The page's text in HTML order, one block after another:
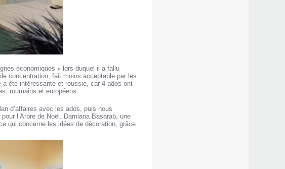
économiques » lors duquel il a fallu
concentration, fait moins acceptable par les
été intéressante et réussie, car 4 ados ont
roumains et européens.
d’affaires avec les ados, puis nous
l’Arbre de Noël. Damiana Basarab, une
qui concerne les idées de décoration, grâce